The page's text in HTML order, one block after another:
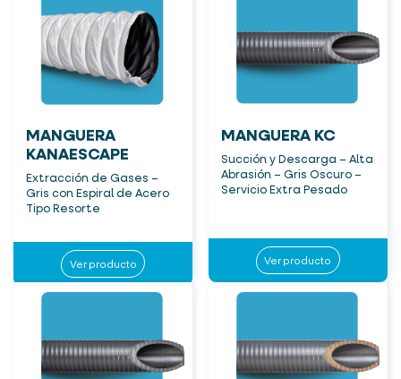
MANGUERA
KANAESCAPE
Extracción de Gases –
Gris con Espiral de Acero
Tipo Resorte
Ver producto
MANGUERA KC
Succión y Descarga – Alta
Abrasión – Gris Oscuro –
Servicio Extra Pesado
Ver producto